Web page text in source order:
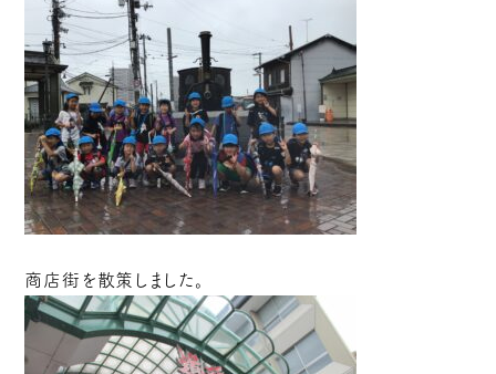
商店街を散策しました。